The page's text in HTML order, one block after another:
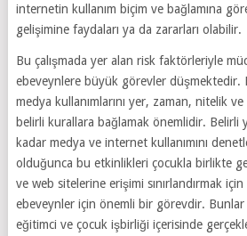
internetin kullanım biçim ve bağlamına
gelişimine faydaları ya da zararları olabilir.
Bu çalışmada yer alan risk faktörleriyle
ebeveynlere büyük görevler düşmektedir.
medya kullanımlarını yer, zaman, nitelik ve
belirli kurallara bağlamak önemlidir. Belirli
kadar medya ve internet kullanımını
olduğunca bu etkinlikleri çocukla birlikte
ve web sitelerine erişimi sınırlandırmak
ebeveynler için önemli bir görevdir. Bunlar
eğitimci ve çocuk işbirliği içerisinde